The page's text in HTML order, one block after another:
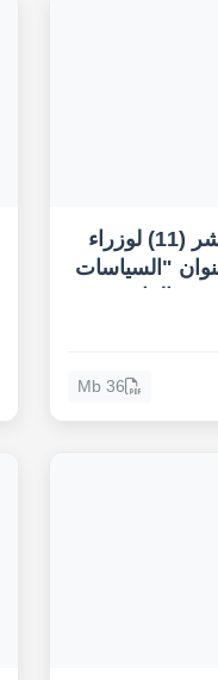
كتاب وقائع المؤتمر الحادي عشر (11) لوزراء
"السياسات
36 Mb